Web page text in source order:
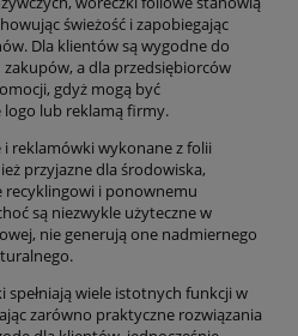
świeżość i zapobiegając
Dla klientów są wygodne do
a dla przedsiębiorców
gdyż mogą być
lub reklamą firmy.
reklamówki wykonane z folii
przyjazne dla środowiska,
recyklingowi i ponownemu
są niezwykle użyteczne w
nie generują one nadmiernego
wiele istotnych funkcji w
zarówno praktyczne rozwiązania